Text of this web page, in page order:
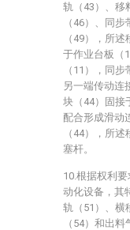
轨（43）、移
（46）、同
（49），所
于作业台板（
（11），同
另一端传动连
块（44）固接
配合形成滑动
（44），所
塞杆。
10.根据权利
动化设备，其
轨（51）、横
（54）和出